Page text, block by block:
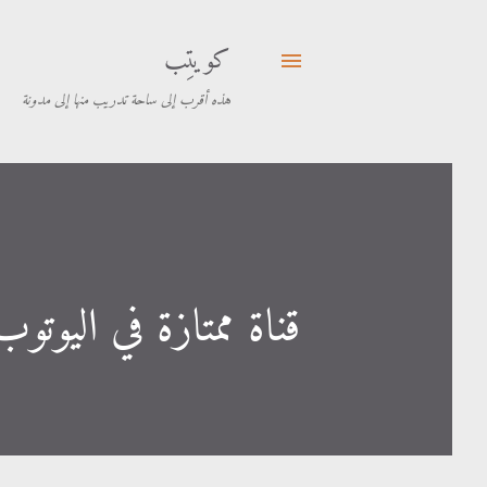
كويتِب
هذه أقرب إلى ساحة تدريب منها إلى مدونة
قناة ممتازة في